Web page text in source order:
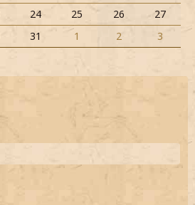
24 25 26
27
31 1 2 3